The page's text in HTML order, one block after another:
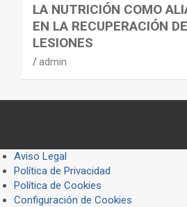
LA NUTRICIÓN COMO
EN LA RECUPERACIÓN DE
LESIONES
admin
Aviso Legal
Política de Privacidad
Política de Cookies
Configuración de Cookies